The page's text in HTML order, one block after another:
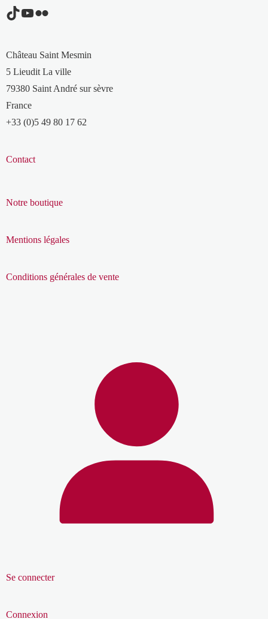
TikTok
YouTube
Flickr
Château Saint Mesmin
5 Lieudit La ville
79380 Saint André sur sèvre
France
+33 (0)5 49 80 17 62
Contact
Notre boutique
Mentions légales
Conditions générales de vente
Se connecter
Connexion